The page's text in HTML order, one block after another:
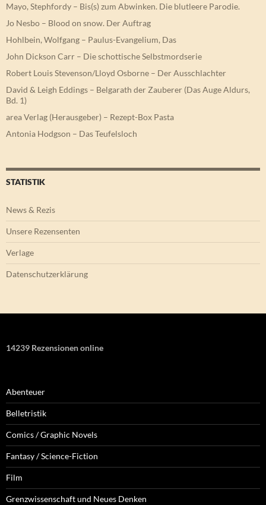
Mayo, Stephfordy – Bis(s) zum Abwinken. Die blutleere Parodie.
Jo Nesbo – Blood on snow. Der Auftrag
Hohlbein, Wolfgang – Paulus-Evangelium, Das
John Dickson Carr – Die schottische Selbstmordserie
Robert Louis Stevenson/Lloyd Osborne – Der Ausschlachter
David & Leigh Eddings – Belgarath der Zauberer (Das Auge Aldurs,
Bd. 1)
area Verlag (Herausgeber) – Rezept-Box Pasta
Antonia Hodgson – Das Teufelsloch
STATISTIK
News & Rezis
Unsere Rezensenten
Verlage
Datenschutzerklärung
14239 Rezensionen online
Abenteuer
Belletristik
Comics / Graphic Novels
Fantasy / Science-Fiction
Film
Grenzwissenschaft und Neues Denken